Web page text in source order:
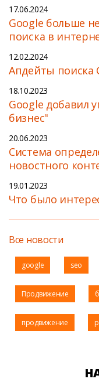
17.06.2024
Google больше
поиска в
12.02.2024
Апдейты поиска
18.10.2023
Google добавил
бизнес"
20.06.2023
Cистема
новостного
19.01.2023
Что было
Все новости
google seo
Продвижение
продвижение